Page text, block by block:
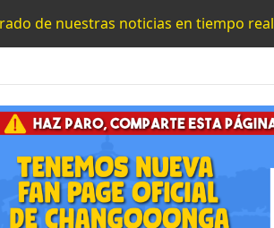
de nuestras noticias en tiempo real